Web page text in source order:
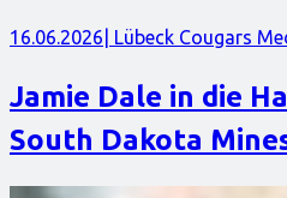
16.06.2026 | Lübeck Cougars
Jamie Dale in die
South Dakota